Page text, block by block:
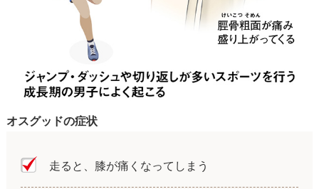
オスグッドの症状
走ると、膝が痛くなってしまう